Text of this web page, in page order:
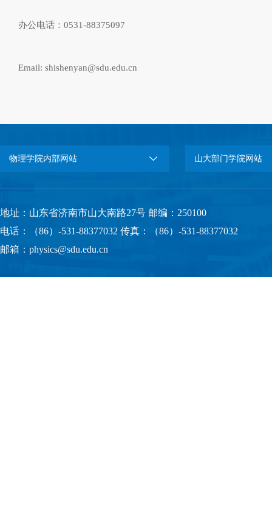
办公电话：0531-88375097
Email: shishenyan@sdu.edu.cn
物理学院内部网站 山大部门学院网站
地址：山东省济南市山大南路27号 邮编：250100
电话：（86）-531-88377032 传真：（86）-531-88377032
邮箱：physics@sdu.edu.cn